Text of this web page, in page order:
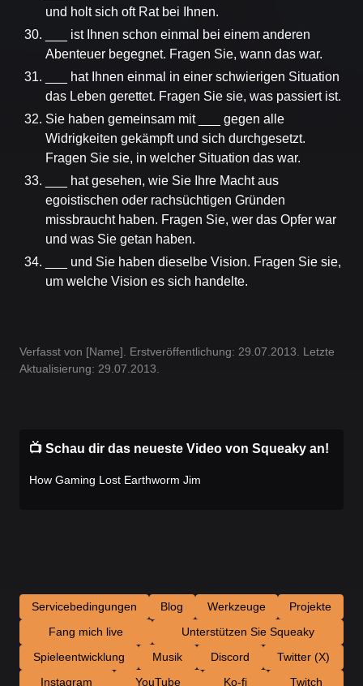
und holt sich oft Rat bei Ihnen.
___ ist Ihnen schon einmal bei einem anderen
Abenteuer begegnet. Fragen Sie, wann das war.
___ hat Ihnen einmal in einer schwierigen Situation
das Leben gerettet. Fragen Sie sie, was passiert ist.
Sie haben gemeinsam mit ___ gegen alle
Widrigkeiten gekämpft und sich durchgesetzt.
Fragen Sie sie, in welcher Situation das war.
___ hat gesehen, wie Sie Ihre Macht aus
egoistischen oder rachsüchtigen Gründen
missbraucht haben. Fragen Sie, wer das Opfer war
und was Sie getan haben.
___ und Sie haben dieselbe Vision. Fragen Sie sie,
um welche Vision es sich handelte.
Verfasst von [Name]. Erstveröffentlichung: 29.07.2013. Letzte
Aktualisierung: 29.07.2013.
📺 Schau dir das neueste Video von Squeaky an!
How Gaming Lost Earthworm Jim
Servicebedingungen Blog Werkzeuge
Projekte
Fang mich live
Unterstützen Sie Squeaky
Spieleentwicklung
Musik Discord
Twitter (X)
Instagram
YouTube Ko-fi Twitch